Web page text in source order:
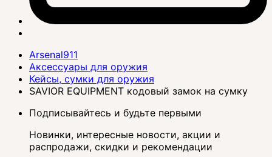
Arsenal911
Аксессуары для оружия
Кейсы, сумки для оружия
SAVIOR EQUIPMENT кодовый замок на сумку
Подписывайтесь и будьте первыми
Новинки, интересные новости, акции и
распродажи, скидки и рекомендации